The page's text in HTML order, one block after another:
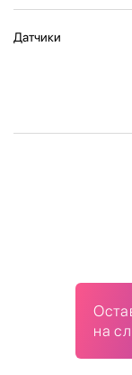
Датчики
на